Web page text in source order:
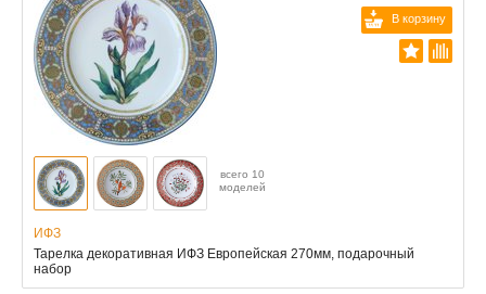
В корзину
всего 10
моделей
ИФЗ
Тарелка декоративная ИФЗ Европейская 270мм, подарочный
набор